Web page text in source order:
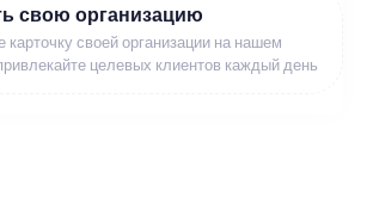
свою организацию
карточку своей организации на нашем
целевых клиентов каждый день